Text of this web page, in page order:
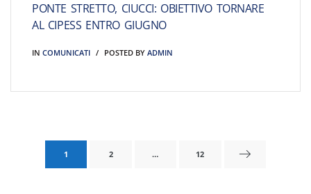
PONTE STRETTO, CIUCCI: OBIETTIVO TORNARE
AL CIPESS ENTRO GIUGNO
IN COMUNICATI POSTED BY ADMIN
1 2 … 12